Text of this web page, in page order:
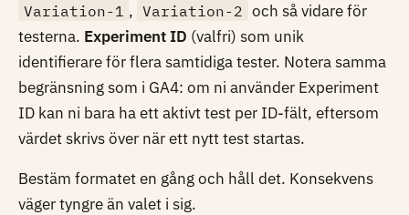
Variation-1 , Variation-2 och så vidare för
testerna. Experiment ID (valfri) som unik
identifierare för flera samtidiga tester. Notera samma
begränsning som i GA4: om ni använder Experiment
ID kan ni bara ha ett aktivt test per ID-fält, eftersom
värdet skrivs över när ett nytt test startas.
Bestäm formatet en gång och håll det. Konsekvens
väger tyngre än valet i sig.